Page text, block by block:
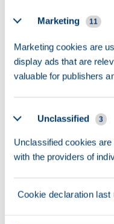
Marketing 11
Marketing cookies are
display ads that are
valuable for publishers
Unclassified 3
Unclassified cookies
with the providers of
Cookie declaration
Mercado D. Pedro
råvarer, fisk og
indkøb.
Vin: Den
fremragende
Flaskerne er
Ekspatfællesskab
Mindre end
InterNations har
grupper som